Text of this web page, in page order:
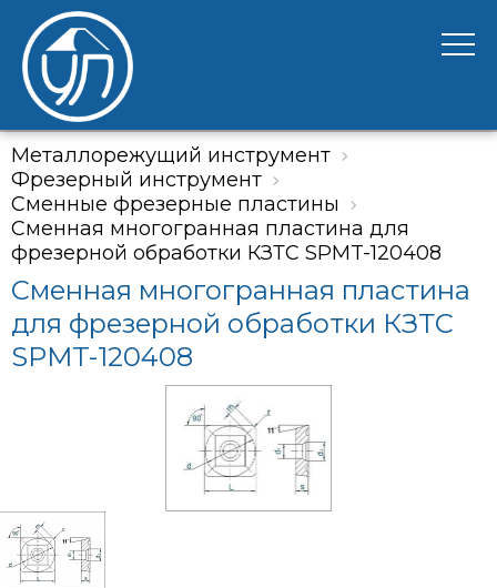
Металлорежущий инструмент
Фрезерный инструмент
Сменные фрезерные пластины
Cменная многогранная пластина для
фрезерной обработки КЗТС SPMT-120408
Cменная многогранная пластина
для фрезерной обработки КЗТС
SPMT-120408